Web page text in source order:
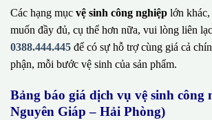
Các hạng mục vệ sinh công nghiệp lớn
muốn đầy đủ, cụ thể hơn nữa, vui lòng liên
0388.444.445 để có sự hỗ trợ cùng giá cả
phận, mỗi bước vệ sinh của sản phẩm.
Bảng báo giá dịch vụ vệ sinh công
Nguyên Giáp – Hải Phòng)